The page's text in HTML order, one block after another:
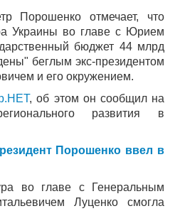
Порошенко отмечает, что
Украины во главе с Юрием
бюджет 44 млрд
беглым экс-президентом
и его окружением.
, об этом он сообщил на
развития в
Порошенко ввел в
во главе с Генеральным
Луценко смогла